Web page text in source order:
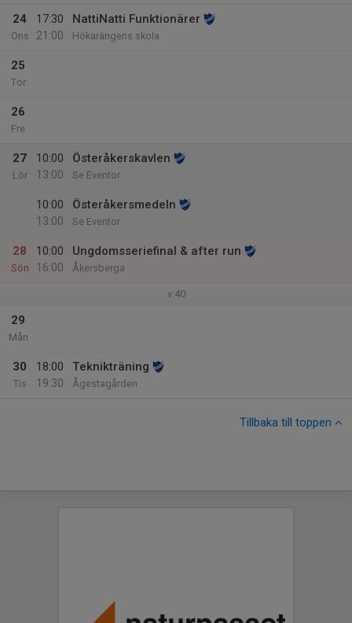
24
Ons
17:30
21:00
NattiNatti Funktionärer
Hökarängens skola
25
Tor
26
Fre
27
Lör
10:00
13:00
Österåkerskavlen
Se Eventor
10:00
13:00
Österåkersmedeln
Se Eventor
28
Sön
10:00
16:00
Ungdomsseriefinal & after run
Åkersberga
v.40
29
Mån
30
Tis
18:00
19:30
Teknikträning
Ågestagården
Tillbaka till toppen